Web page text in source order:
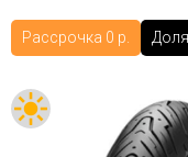
Хранение шин
Контакты
Рассрочка 0 р.